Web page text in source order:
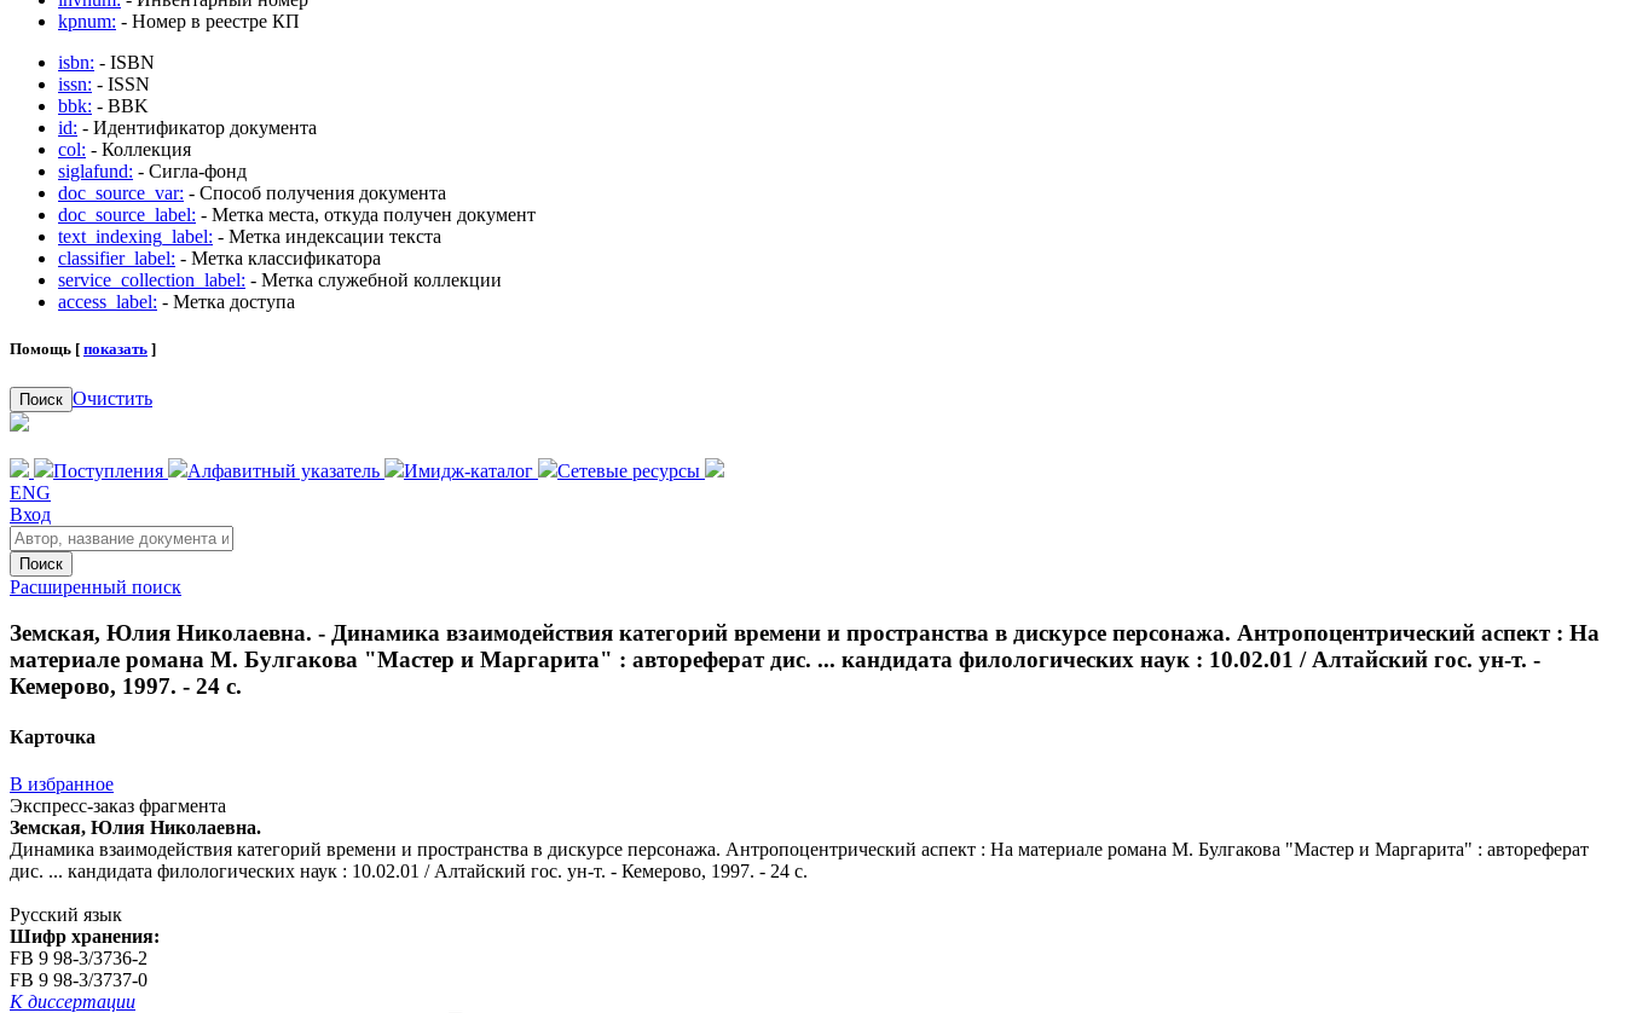
kpnum: - Номер в реестре КП
isbn: - ISBN
issn: - ISSN
bbk: - BBK
id: - Идентификатор документа
col: - Коллекция
siglafund: - Сигла-фонд
doc_source_var: - Способ получения документа
doc_source_label: - Метка места, откуда получен документ
text_indexing_label: - Метка индексации текста
classifier_label: - Метка классификатора
service_collection_label: - Метка служебной коллекции
access_label: - Метка доступа
Помощь [ показать ]
Поиск Очистить
Поступления Алфавитный указатель Имидж-каталог
Сетевые ресурсы
ENG
Вход
Поиск
Расширенный поиск
Земская, Юлия Николаевна. - Динамика взаимодействия категорий времени и пространства в дискурсе персонажа. Антропоцентрический аспект : На
материале романа М. Булгакова "Мастер и Маргарита" : автореферат дис. ... кандидата филологических наук : 10.02.01 / Алтайский гос. ун-т. -
Кемерово, 1997. - 24 с.
Карточка
В избранное
Экспресс-заказ фрагмента
Земская, Юлия Николаевна.
Динамика взаимодействия категорий времени и пространства в дискурсе персонажа. Антропоцентрический аспект : На материале романа М. Булгакова "Мастер и Маргарита" : автореферат
дис. ... кандидата филологических наук : 10.02.01 / Алтайский гос. ун-т. - Кемерово, 1997. - 24 с.
Русский язык
Шифр хранения:
FB 9 98-3/3736-2
FB 9 98-3/3737-0
К диссертации